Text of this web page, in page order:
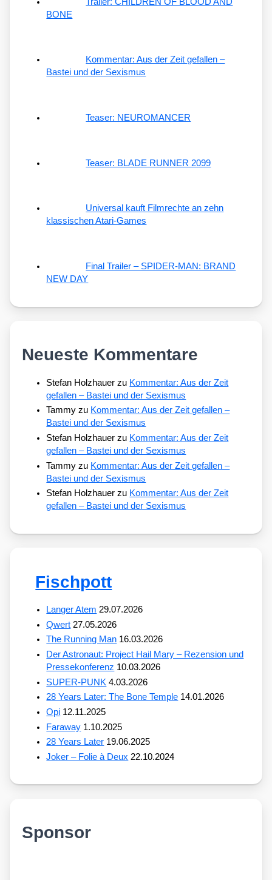
BONE
Kommentar: Aus der Zeit gefallen –
Bastei und der Sexismus
Teaser: NEUROMANCER
Teaser: BLADE RUNNER 2099
Universal kauft Filmrechte an zehn
klassischen Atari-Games
Final Trailer – SPIDER-MAN: BRAND
NEW DAY
Neueste Kommentare
Stefan Holzhauer zu Kommentar: Aus der Zeit
gefallen – Bastei und der Sexismus
Tammy zu Kommentar: Aus der Zeit gefallen –
Bastei und der Sexismus
Stefan Holzhauer zu Kommentar: Aus der Zeit
gefallen – Bastei und der Sexismus
Tammy zu Kommentar: Aus der Zeit gefallen –
Bastei und der Sexismus
Stefan Holzhauer zu Kommentar: Aus der Zeit
gefallen – Bastei und der Sexismus
Fischpott
Langer Atem 29.07.2026
Qwert 27.05.2026
The Running Man 16.03.2026
Der Astronaut: Project Hail Mary – Rezension und
Pressekonferenz 10.03.2026
SUPER-PUNK 4.03.2026
28 Years Later: The Bone Temple 14.01.2026
Opi 12.11.2025
Faraway 1.10.2025
28 Years Later 19.06.2025
Joker – Folie à Deux 22.10.2024
Sponsor